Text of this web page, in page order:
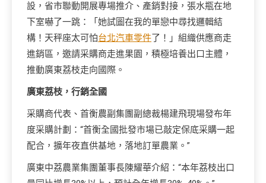
設，省市聯動開展專場推介、產銷對接，張水瓶在地
下室嚇了一跳：「她試圖在我的單戀中尋找邏輯結
構！天秤座太可怕台北汽車零件了！」組織供應商走
進銷區，邀請采購商走進果園，積極培養出口主體，
推動廣東荔枝走向國際。
廣東荔枝，行銷全國
采購商代表、首衡農副集團副總裁楊建飛現場發布年
度采購計劃：“首衡全國批發市場已敲定保底采購一起
配合，擴年夜直供基地，落地訂單農業。”
廣東中荔農業集團董事長陳耀華介紹：“本年荔枝出口